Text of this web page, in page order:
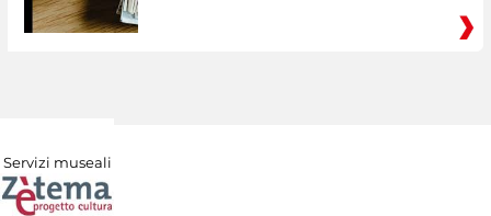
Servizi museali